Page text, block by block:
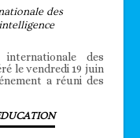
des
des
le vendredi 19 juin
a réuni des